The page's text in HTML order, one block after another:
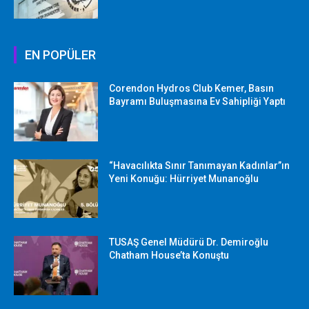
EN POPÜLER
Corendon Hydros Club Kemer, Basın
Bayramı Buluşmasına Ev Sahipliği Yaptı
“Havacılıkta Sınır Tanımayan Kadınlar”ın
Yeni Konuğu: Hürriyet Munanoğlu
TUSAŞ Genel Müdürü Dr. Demiroğlu
Chatham House’ta Konuştu